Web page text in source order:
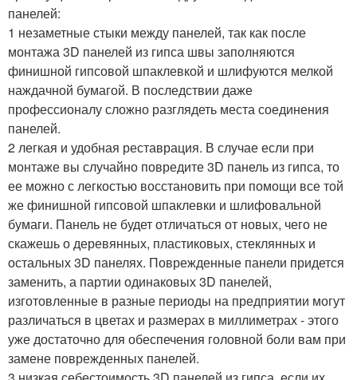
панелей:
1 незаметные стыки между панелей, так как после
монтажа 3D панелей из гипса швы заполняются
финишной гипсовой шпаклевкой и шлифуются мелкой
наждачной бумагой. В последствии даже
профессионалу сложно разглядеть места соединения
панелей.
2 легкая и удобная реставрация. В случае если при
монтаже вы случайно повредите 3D панель из гипса, то
ее можно с легкостью восстановить при помощи все той
же финишной гипсовой шпаклевки и шлифовальной
бумаги. Панель не будет отличаться от новых, чего не
скажешь о деревянных, пластиковых, стеклянных и
остальных 3D панелях. Поврежденные панели придется
заменить, а партии одинаковых 3D панелей,
изготовленные в разные периоды на предприятии могут
различаться в цветах и размерах в миллиметрах - этого
уже достаточно для обеспечения головной боли вам при
замене поврежденных панелей.